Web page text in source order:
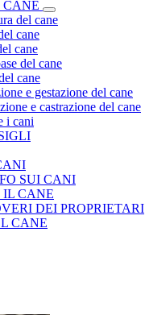
CANE
del cane
cane
cane
del cane
cane
e gestazione del cane
e castrazione del cane
i cani
SUI CANI
IL CANE
DEI PROPRIETARI
CANE